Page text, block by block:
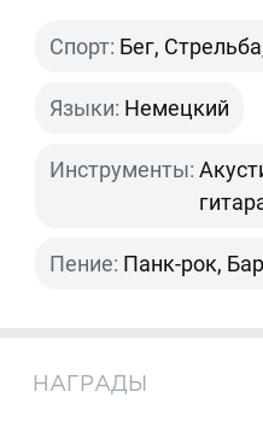
Спорт: Бег,
Языки: Немецкий
Инструменты:
Пение: Панк-рок,
НАГРАДЫ